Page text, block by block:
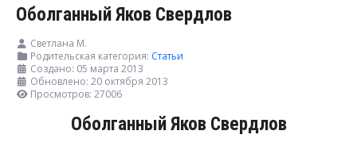
Оболганный Яков Свердлов
Светлана М.
Родительская категория: Статьи
Создано: 05 марта 2013
Обновлено: 20 октября 2013
Просмотров: 27006
Оболганный Яков Свердлов